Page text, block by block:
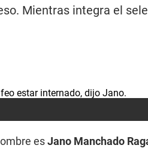
Mientras integra el
esJano Manchado